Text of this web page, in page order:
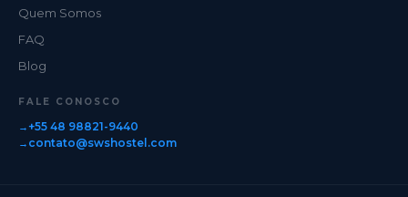
Quem Somos
FAQ
Blog
FALE CONOSCO
+55 48 98821-9440
contato@swshostel.com